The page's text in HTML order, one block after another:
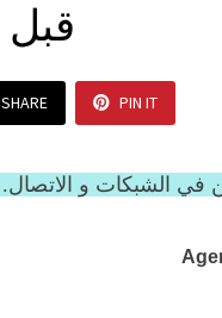
قبل 20 مارس
SHARE PIN IT